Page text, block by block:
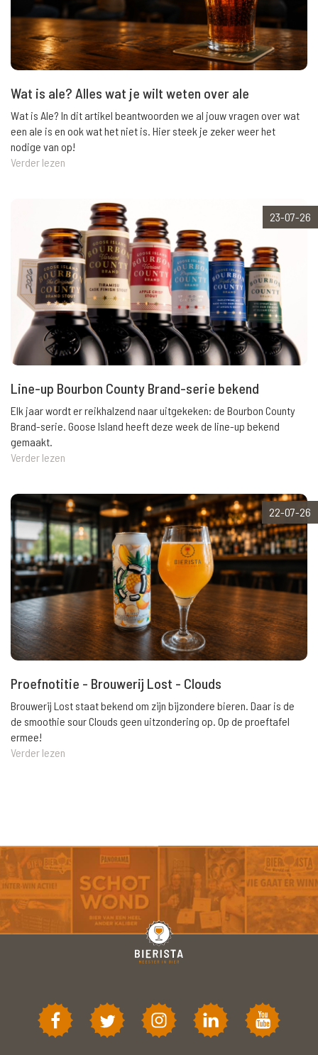
Wat is ale? Alles wat je wilt weten over ale
Wat is Ale? In dit artikel beantwoorden we al jouw vragen over wat
een ale is en ook wat het niet is. Hier steek je zeker weer het
nodige van op!
Verder lezen
23-07-26
Line-up Bourbon County Brand-serie bekend
Elk jaar wordt er reikhalzend naar uitgekeken: de Bourbon County
Brand-serie. Goose Island heeft deze week de line-up bekend
gemaakt.
Verder lezen
22-07-26
Proefnotitie - Brouwerij Lost - Clouds
Brouwerij Lost staat bekend om zijn bijzondere bieren. Daar is de
de smoothie sour Clouds geen uitzondering op. Op de proeftafel
ermee!
Verder lezen